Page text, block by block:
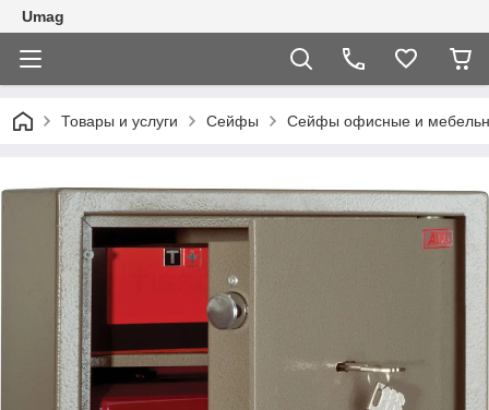
Umag
Товары и услуги Сейфы Сейфы офисные и